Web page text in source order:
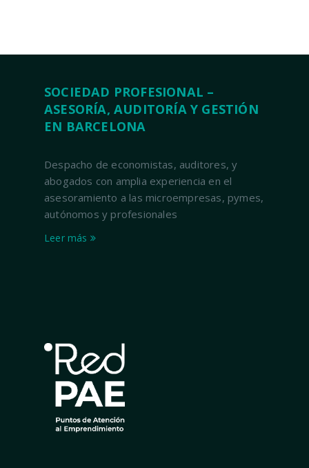
SOCIEDAD PROFESIONAL –
ASESORÍA, AUDITORÍA Y GESTIÓN
EN BARCELONA
Despacho de economistas, auditores, y
abogados con amplia experiencia en el
asesoramiento a las microempresas, pymes,
autónomos y profesionales
Leer más